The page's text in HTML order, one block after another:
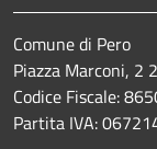
Comune di Pero
Piazza Marconi, 2
Codice Fiscale:
Partita IVA: